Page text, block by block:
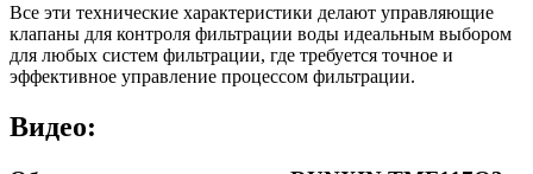
Все эти технические характеристики делают управляющие
клапаны для контроля фильтрации воды идеальным выбором
для любых систем фильтрации, где требуется точное и
эффективное управление процессом фильтрации.
Видео: